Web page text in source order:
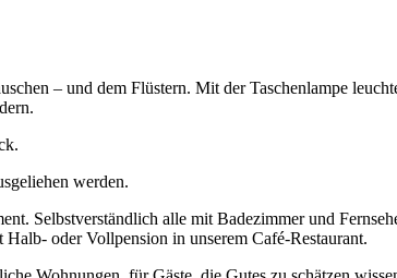
– und dem Flüstern. Mit der Taschenlampe
werden.
Selbstverständlich alle mit Badezimmer und
oder Vollpension in unserem Café-Restaurant.